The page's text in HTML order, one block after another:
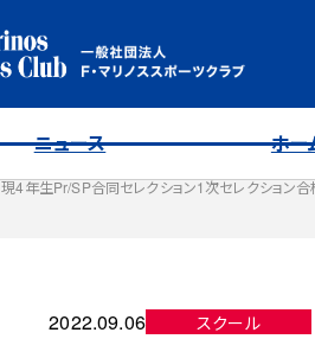
ニュース ホー
現4年生Pr/SP合同セレクション1次セレクション
2022.09.06 スクール